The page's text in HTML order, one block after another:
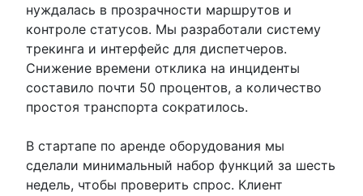
нуждалась в прозрачности маршрутов и
контроле статусов. Мы разработали систему
трекинга и интерфейс для диспетчеров.
Снижение времени отклика на инциденты
составило почти 50 процентов, а количество
простоя транспорта сократилось.
В стартапе по аренде оборудования мы
сделали минимальный набор функций за шесть
недель, чтобы проверить спрос. Клиент